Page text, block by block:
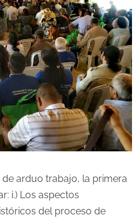
arduo trabajo, la primera
i.) Los aspectos
del proceso de